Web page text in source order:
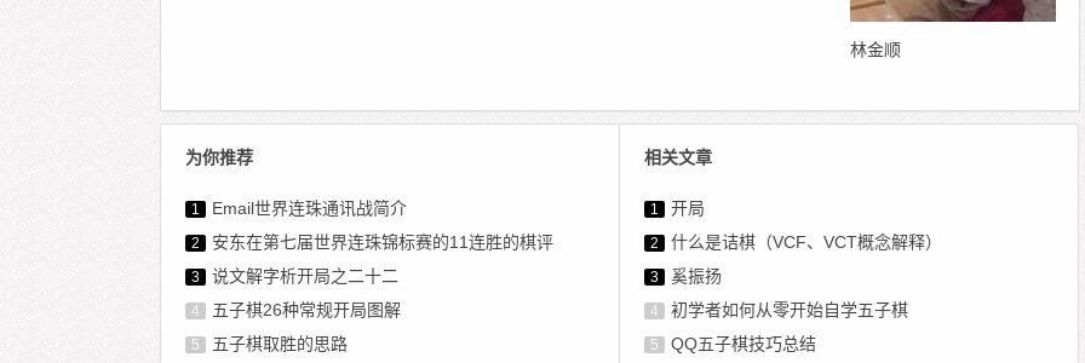
林金顺
为你推荐
1 Email世界连珠通讯战简介
2 安东在第七届世界连珠锦标赛的11连胜的棋评
3 说文解字析开局之二十二
4 五子棋26种常规开局图解
5 五子棋取胜的思路
相关文章
1 开局
2 什么是诘棋（VCF、VCT概念解释）
3 奚振扬
4 初学者如何从零开始自学五子棋
5 QQ五子棋技巧总结